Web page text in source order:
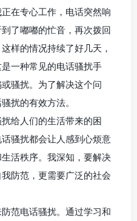
在专心工作，电话突然响
了嘟嘟的忙音，再次拨回
样的情况持续了好几天，
一种常见的电话骚扰手
骚扰。为了解决这个问
扰的有效方法。
给人们的生活带来的困
骚扰都会让人感到心烦意
活秩序。我深知，要解决
防范，更需要广泛的社会
范电话骚扰。通过学习和